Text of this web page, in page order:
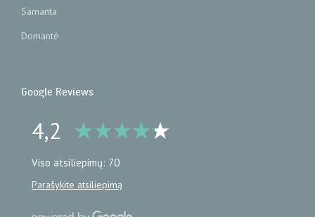
Samanta
Domantė
Google Reviews
4,2
Viso atsiliepimų: 70
Parašykite atsiliepimą